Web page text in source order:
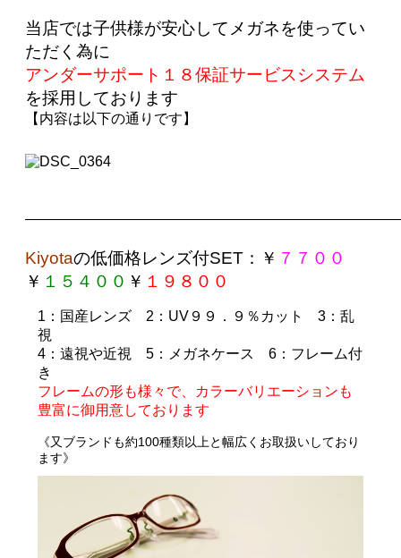
当店では子供様が安心してメガネを使ってい
ただく為に
アンダーサポート１８保証サービスシステム
を採用しております
【内容は以下の通りです】
Kiyotaの低価格レンズ付SET ：￥ ７７００
￥ １５４００ ￥ １９８００
1 ：国産レンズ 2 ：UV９９．９％カット 3：乱
視
4：遠視や近視 5：メガネケース 6：フレーム付
き
フレームの形も様々で、カラーバリエーションも
豊富に御用意しております
《又ブランドも約100種類以上と幅広くお取扱いしており
ます》